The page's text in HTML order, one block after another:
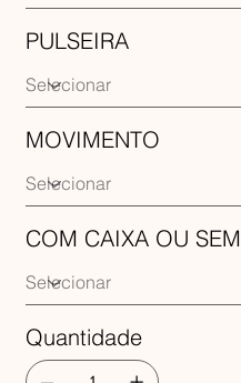
PULSEIRA
MOVIMENTO
COM CAIXA OU SEM
Quantidade